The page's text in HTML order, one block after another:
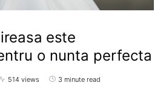
este
o nunta perfecta
514 views 3 minute read